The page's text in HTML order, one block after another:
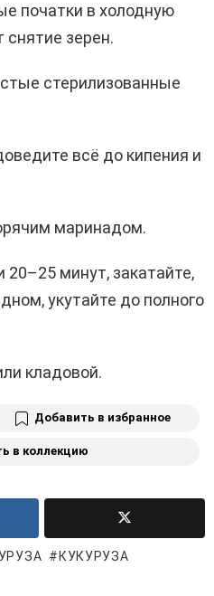
початки в холодную
снятие зерен.
стерилизованные
всё до кипения и
маринадом.
20–25 минут, закатайте,
укутайте до полного
кладовой.
Добавить в избранное
в коллекцию
КУКУРУЗА